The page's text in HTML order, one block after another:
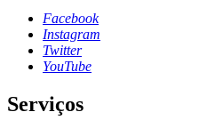
Facebook
Instagram
Twitter
YouTube
Serviços